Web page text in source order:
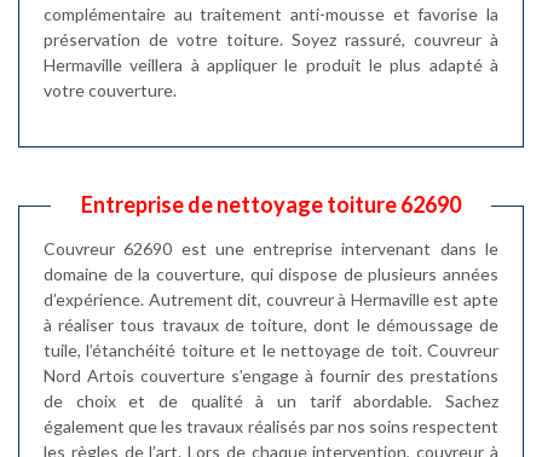
complémentaire au traitement anti-mousse et favorise la
préservation de votre toiture. Soyez rassuré, couvreur à
Hermaville veillera à appliquer le produit le plus adapté à
votre couverture.
Entreprise de nettoyage toiture 62690
Couvreur 62690 est une entreprise intervenant dans le
domaine de la couverture, qui dispose de plusieurs années
d’expérience. Autrement dit, couvreur à Hermaville est apte
à réaliser tous travaux de toiture, dont le démoussage de
tuile, l’étanchéité toiture et le nettoyage de toit. Couvreur
Nord Artois couverture s’engage à fournir des prestations
de choix et de qualité à un tarif abordable. Sachez
également que les travaux réalisés par nos soins respectent
les règles de l’art. Lors de chaque intervention, couvreur à